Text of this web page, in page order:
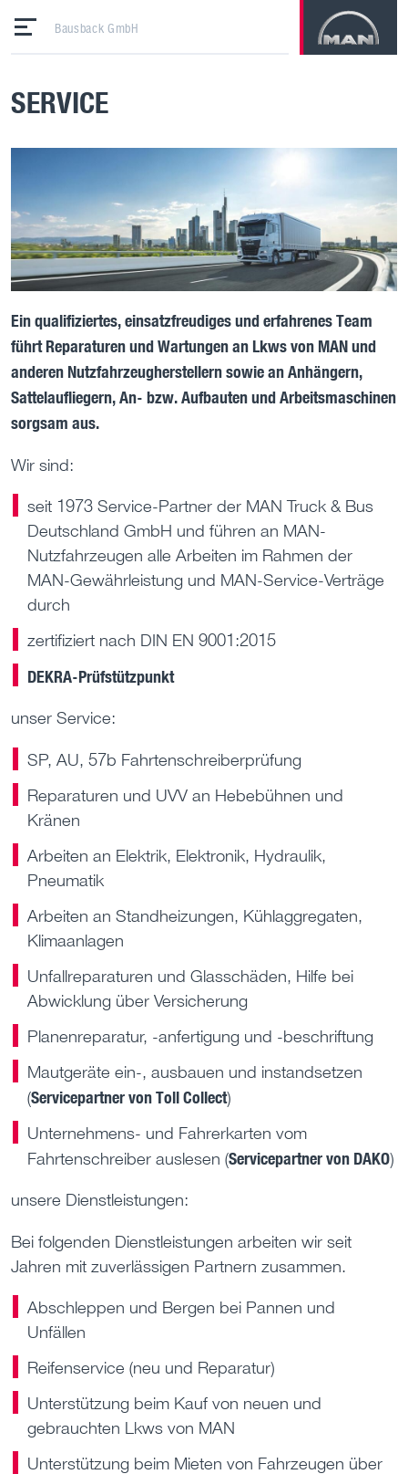
Bausback GmbH
SERVICE
Ein qualifiziertes, einsatzfreudiges und erfahrenes Team
führt Reparaturen und Wartungen an Lkws von MAN und
anderen Nutzfahrzeugherstellern sowie an Anhängern,
Sattelaufliegern, An- bzw. Aufbauten und Arbeitsmaschinen
sorgsam aus.
Wir sind:
seit 1973 Service-Partner der MAN Truck & Bus
Deutschland GmbH und führen an MAN-
Nutzfahrzeugen alle Arbeiten im Rahmen der
MAN-Gewährleistung und MAN-Service-Verträge
durch
zertifiziert nach DIN EN 9001:2015
DEKRA-Prüfstützpunkt
unser Service:
SP, AU, 57b Fahrtenschreiberprüfung
Reparaturen und UVV an Hebebühnen und
Kränen
Arbeiten an Elektrik, Elektronik, Hydraulik,
Pneumatik
Arbeiten an Standheizungen, Kühlaggregaten,
Klimaanlagen
Unfallreparaturen und Glasschäden, Hilfe bei
Abwicklung über Versicherung
Planenreparatur, -anfertigung und -beschriftung
Mautgeräte ein-, ausbauen und instandsetzen
(Servicepartner von Toll Collect)
Unternehmens- und Fahrerkarten vom
Fahrtenschreiber auslesen (Servicepartner von DAKO)
unsere Dienstleistungen:
Bei folgenden Dienstleistungen arbeiten wir seit
Jahren mit zuverlässigen Partnern zusammen.
Abschleppen und Bergen bei Pannen und
Unfällen
Reifenservice (neu und Reparatur)
Unterstützung beim Kauf von neuen und
gebrauchten Lkws von MAN
Unterstützung beim Mieten von Fahrzeugen über